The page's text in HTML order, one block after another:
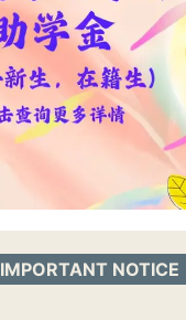
NOTICE